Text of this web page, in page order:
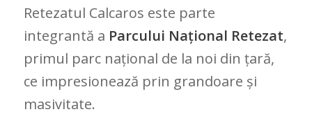
Retezatul Calcaros este parte
integrantă a Parcului Național Retezat,
primul parc național de la noi din țară,
ce impresionează prin grandoare și
masivitate.